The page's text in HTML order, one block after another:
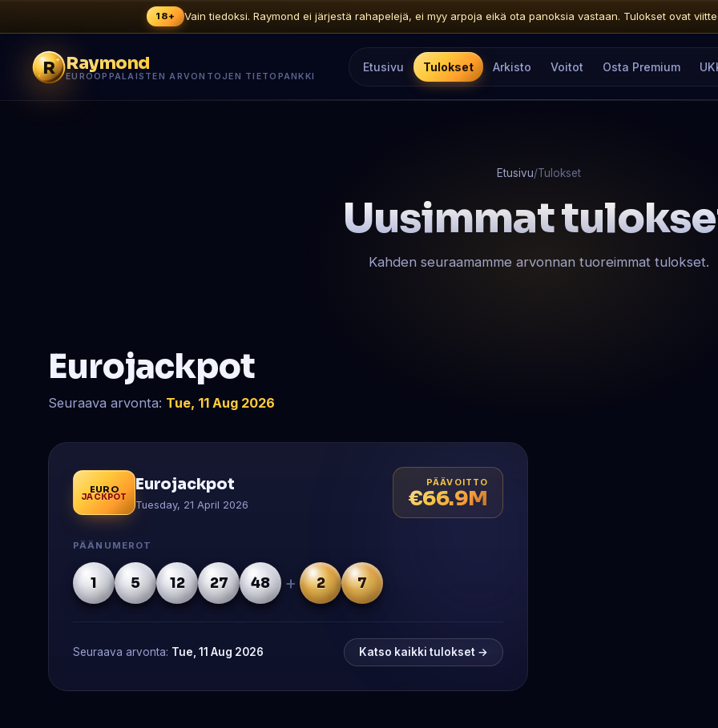
18+ Vain tiedoksi. Raymond ei järjestä rahapelejä, ei myy arpoja eikä ota panoksia vastaan. Tulokset ovat
R Raymond
EUROOPPALAISTEN ARVONTOJEN TIETOPANKKI
Etusivu Tulokset Arkisto Voitot Osta Premium
Etusivu/Tulokset
Uusimmat
Kahden seuraamamme arvonnan tuoreimmat tulokset.
Eurojackpot
Seuraava arvonta: Tue, 11 Aug 2026
EURO
JACKPOT
Eurojackpot
Tuesday, 21 April 2026
PÄÄVOITTO
€66.9M
PÄÄNUMEROT
1 5 12 27 48 + 2 7
Seuraava arvonta: Tue, 11 Aug 2026 Katso kaikki tulokset →